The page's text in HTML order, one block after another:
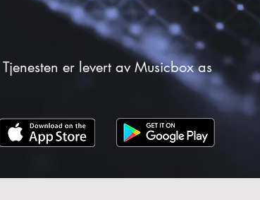
Tjenesten er levert av Musicbox as